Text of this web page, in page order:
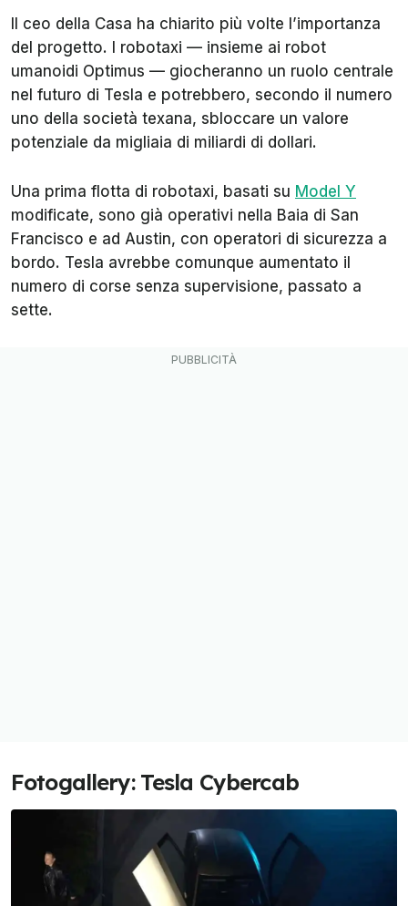
Il ceo della Casa ha chiarito più volte l’importanza
del progetto. I robotaxi — insieme ai robot
umanoidi Optimus — giocheranno un ruolo centrale
nel futuro di Tesla e potrebbero, secondo il numero
uno della società texana, sbloccare un valore
potenziale da migliaia di miliardi di dollari.
Una prima flotta di robotaxi, basati su Model Y
modificate, sono già operativi nella Baia di San
Francisco e ad Austin, con operatori di sicurezza a
bordo. Tesla avrebbe comunque aumentato il
numero di corse senza supervisione, passato a
sette.
Fotogallery: Tesla Cybercab